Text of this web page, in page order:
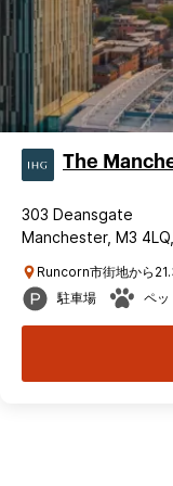
The
303 Deansgate
Manchester, M3
Runcorn市街地から
駐車場
ペッ